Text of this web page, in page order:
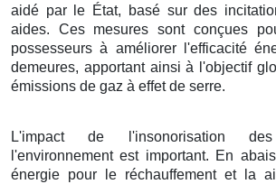
aidé par le État, basé sur des
aides. Ces mesures sont conçues
possesseurs à améliorer l'efficacité
demeures, apportant ainsi à l'objectif
émissions de gaz à effet de serre.
L'impact de l'insonorisation
l'environnement est important. En
énergie pour le réchauffement et la